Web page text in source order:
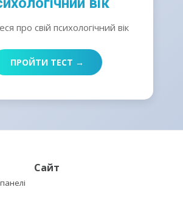
про свій психологічний вік
ПРОЙТИ ТЕСТ →
Сайт